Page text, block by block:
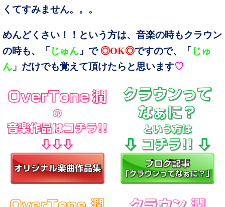
くてすみません。。。
めんどくさい！！という方は、音楽の時もクラウン
の時も、
「 じゅん 」 で ◎OK◎ですので、「 じゅ
ん 」だけでも覚えて頂けたらと思います♡